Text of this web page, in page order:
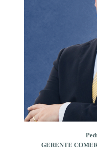
GERENTE